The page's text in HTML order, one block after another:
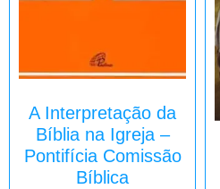
A Interpretação da
Bíblia na Igreja –
Pontifícia Comissão
Bíblica